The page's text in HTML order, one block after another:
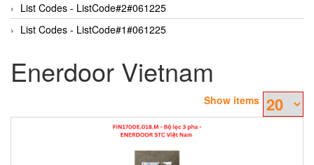
List Codes - ListCode#2#061225
List Codes - ListCode#1#061225
Enerdoor Vietnam
Show items